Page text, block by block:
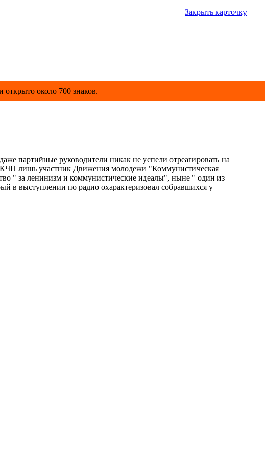
Закрыть карточку
около 700 знаков.
партийные руководители никак не успели отреагировать на
лишь участник Движения молодежи "Коммунистическая
" за ленинизм и коммунистические идеалы", ныне " один из
выступлении по радио охарактеризовал собравшихся у